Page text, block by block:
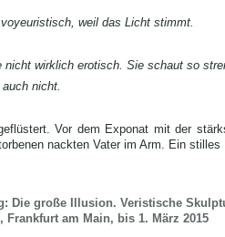
weil das Licht stimmt.
nicht wirklich erotisch. Sie schaut so
nicht.
Vor dem Exponat mit der
nackten Vater im Arm. Ein
Die große Illusion. Veristische
Frankfurt am Main, bis 1. März 2015